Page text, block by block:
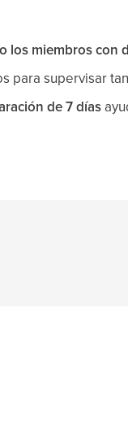
los miembros con
para supervisar
de 7 días